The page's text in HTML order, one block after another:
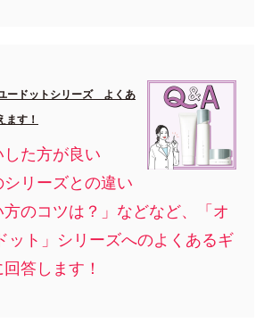
ードットシリーズ よくあ
ます！
した方が良い
リーズとの違い
のコツは？」などなど、「オ
ット」シリーズへのよくあるギ
答します！